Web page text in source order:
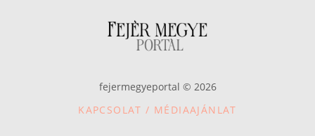
fejermegyeportal © 2026
KAPCSOLAT / MÉDIAAJÁNLAT